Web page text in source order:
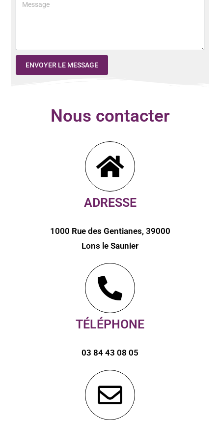
ENVOYER LE MESSAGE
Nous contacter
ADRESSE
1000 Rue des Gentianes, 39000
Lons le Saunier
TÉLÉPHONE
03 84 43 08 05